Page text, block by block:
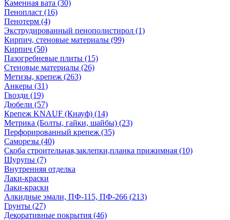
Каменная вата (30)
Пенопласт (16)
Пенотерм (4)
Экструдированный пенополистирол (1)
Кирпич, стеновые материалы (99)
Кирпич (50)
Пазогребневые плиты (15)
Стеновые материалы (26)
Метизы, крепеж (263)
Анкеры (31)
Гвозди (19)
Дюбели (57)
Крепеж KNAUF (Кнауф) (14)
Метрика (Болты, гайки, шайбы) (23)
Перфорированный крепеж (35)
Саморезы (40)
Скоба строительная,заклепки,планка прижимная (10)
Шурупы (7)
Внутренняя отделка
Лаки-краски
Лаки-краски
Алкидные эмали, ПФ-115, ПФ-266 (213)
Грунты (27)
Декоративные покрытия (46)